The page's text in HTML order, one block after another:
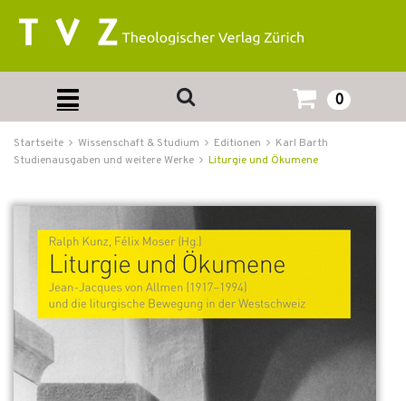
0
Startseite Wissenschaft & Studium Editionen
Karl Barth
Studienausgaben und weitere Werke
Liturgie und Ökumene